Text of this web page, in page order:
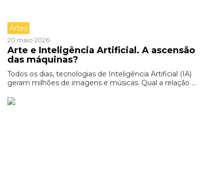
Artes
20 maio 2026
Arte e Inteligência Artificial. A ascensão
das máquinas?
Todos os dias, tecnologias de Inteligência Artificial (IA)
geram milhões de imagens e músicas. Qual a relação ...